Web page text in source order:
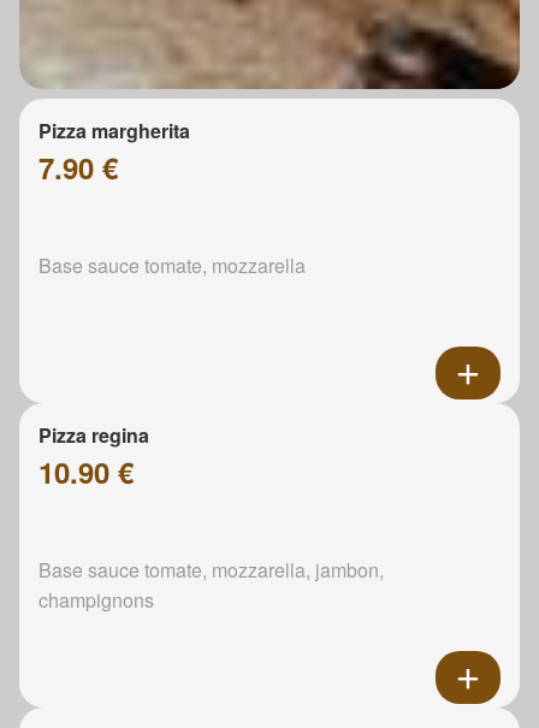
Pizza margherita
7.90 €
Base sauce tomate, mozzarella
Pizza regina
10.90 €
Base sauce tomate, mozzarella, jambon,
champignons